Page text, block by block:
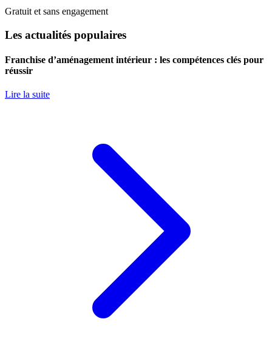
Gratuit et sans engagement
Les actualités populaires
Franchise d’aménagement intérieur : les compétences clés pour
réussir
Lire la suite